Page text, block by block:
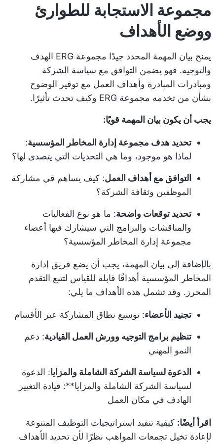
مجموعة الاستجابة للطوارئ
ووضع الأهداف
يمنح بيان المهمة المحدد جيدًا مجموعة ERG الهدف
والتوجيه. فهو يضمن التوافق مع سياسة الشركة
ومبادرات المبادرة وأهداف العمل مع توفير الوضوح
بشأن من تخدمه مجموعة ERG وكيف تحدث تأثيرًا.
يجب أن يكون بيان المهمة قويًا:
تحديد هدف مجموعة إدارة المخاطر المؤسسية:
لماذا هو موجود، وما هي التحديات التي يتصدى لها؟
التوافق مع أهداف العمل: كيف يساهم في مشاركة
الموظفين وثقافة الشركة؟
تحديد توقعات واضحة: ما هو نوع الفعاليات
والمناقشات والبرامج التي سيشارك فيها أعضاء
مجموعة إدارة المخاطر المؤسسية؟
بالإضافة إلى بيان المهمة، يجب أن يضع فريق إدارة
المخاطر المؤسسية أهدافًا قابلة للقياس لتتبع التقدم
المحرز. وقد تشمل هذه الأهداف ما يلي:
تجنيد الأعضاء: توسيع نطاق المشاركة عبر الأقسام
تنظيم برامج التوجيه وورش العمل القيادية: دعم
النمو المهني
الدعوة لسياسة الشركة الشاملة والمزايا: الدعوة
لسياسة الشركة الشاملة والمزايا**: قيادة التغيير
الهادف في مكان العمل
اقرأ أيضًا: كيفية تنفيذ استراتيجيات التوظيف المتنوعة
لإعادة تخيل تجمعات المواهب نظرًا لأن تحديد الأهداف